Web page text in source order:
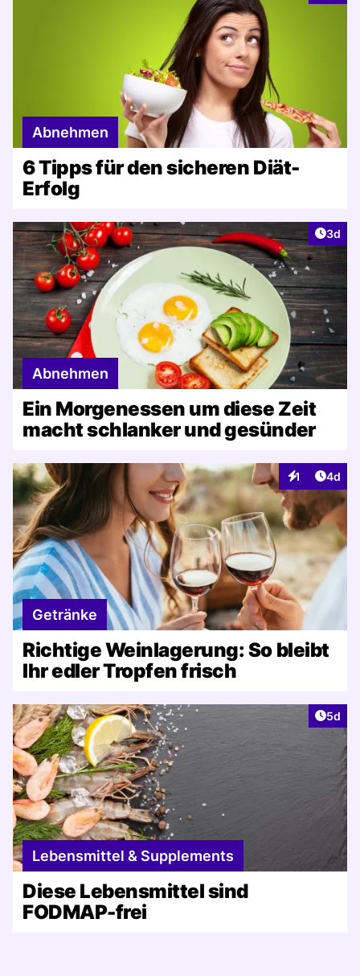
Abnehmen
6 Tipps für den sicheren Diät-
Erfolg
3d
Abnehmen
Ein Morgenessen um diese Zeit
macht schlanker und gesünder
1
Interaktionen
4d
Getränke
Richtige Weinlagerung: So bleibt
Ihr edler Tropfen frisch
5d
Lebensmittel & Supplements
Diese Lebensmittel sind
FODMAP-frei